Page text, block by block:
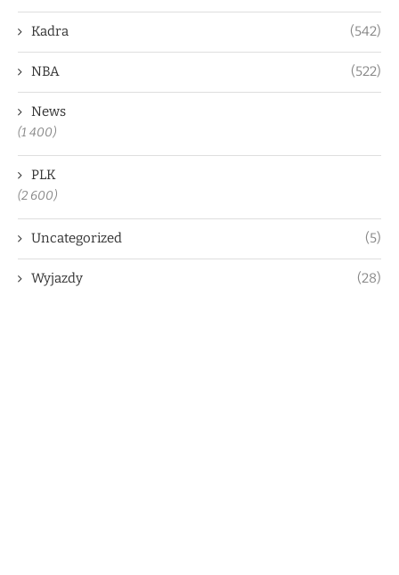
Kadra (542)
NBA (522)
News
(1 400)
PLK
(2 600)
Uncategorized (5)
Wyjazdy (28)